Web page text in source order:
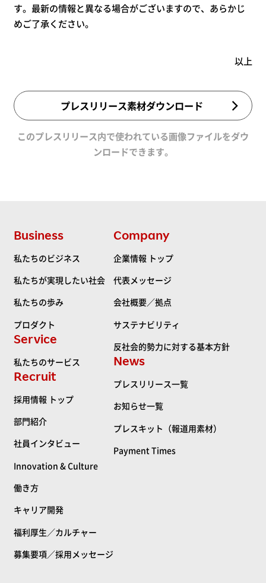
す。最新の情報と異なる場合がございますので、あらかじ
めご了承ください。
以上
プレスリリース素材ダウンロード
このプレスリリース内で使われている画像ファイルをダウ
ンロードできます。
Business
私たちのビジネス
私たちが実現したい社会
私たちの歩み
プロダクト
Service
私たちのサービス
Recruit
採用情報 トップ
部門紹介
社員インタビュー
Innovation & Culture
働き方
キャリア開発
福利厚生／カルチャー
募集要項／採用メッセージ
Company
企業情報 トップ
代表メッセージ
会社概要／拠点
サステナビリティ
反社会的勢力に対する基本方針
News
プレスリリース一覧
お知らせ一覧
プレスキット（報道用素材）
Payment Times